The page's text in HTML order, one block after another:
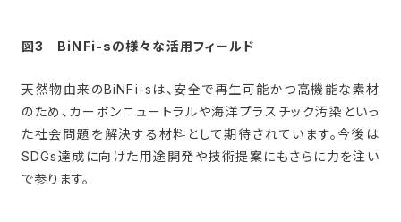
図3 BiNFi-sの様々な活用フィールド
​天然物由来のBiNFi-sは、安全で再生可能かつ高機能な素材
のため、カーボンニュートラルや海洋プラスチック汚染といっ
た社会問題を解決する材料として期待されています。今後は
SDGs達成に向けた用途開発や技術提案にもさらに力を注い
で参ります。